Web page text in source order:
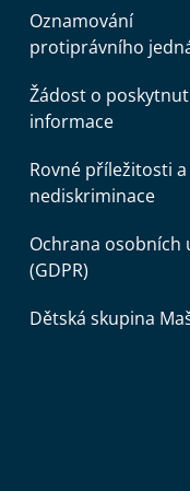
Oznamování
protiprávního
Žádost o
informace
Rovné příležitosti a
nediskriminace
Ochrana osobních
(GDPR)
Dětská skupina